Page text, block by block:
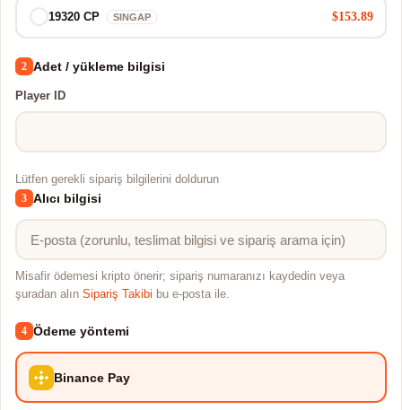
19320 CP SINGAP $153.89
2 Adet / yükleme bilgisi
Player ID
Lütfen gerekli sipariş bilgilerini doldurun
3 Alıcı bilgisi
Misafir ödemesi kripto önerir; sipariş numaranızı kaydedin veya
şuradan alın Sipariş Takibi bu e-posta ile.
4 Ödeme yöntemi
Binance Pay